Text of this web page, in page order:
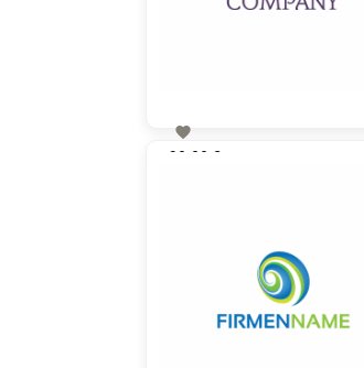

90,00 €